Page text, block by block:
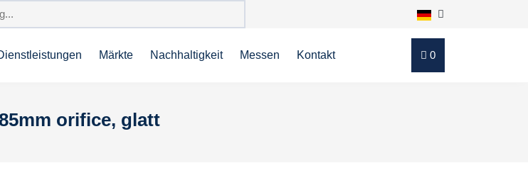
Märkte Nachhaltigkeit Messen Kontakt 0
orifice, glatt